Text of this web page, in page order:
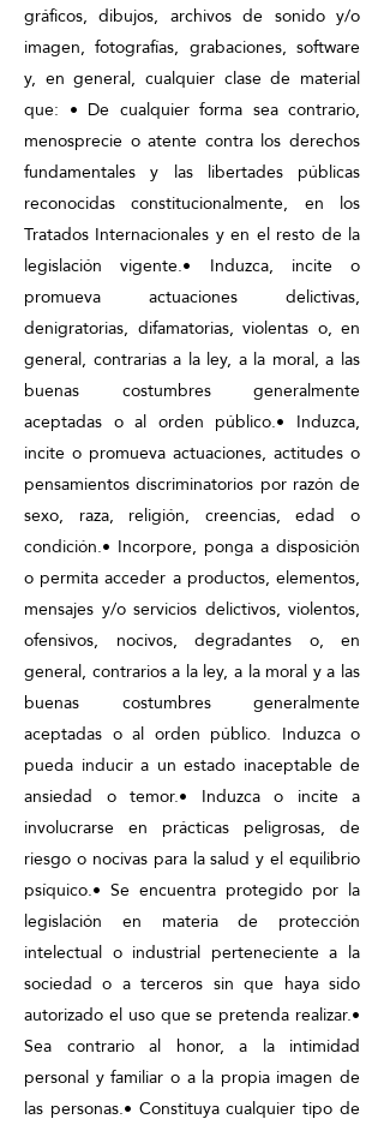
gráficos, dibujos, archivos de sonido y/o
imagen, fotografías, grabaciones, software
y, en general, cualquier clase de material
que: • De cualquier forma sea contrario,
menosprecie o atente contra los derechos
fundamentales y las libertades públicas
reconocidas constitucionalmente, en los
Tratados Internacionales y en el resto de la
legislación vigente.• Induzca, incite o
promueva actuaciones delictivas,
denigratorias, difamatorias, violentas o, en
general, contrarias a la ley, a la moral, a las
buenas costumbres generalmente
aceptadas o al orden público.• Induzca,
incite o promueva actuaciones, actitudes o
pensamientos discriminatorios por razón de
sexo, raza, religión, creencias, edad o
condición.• Incorpore, ponga a disposición
o permita acceder a productos, elementos,
mensajes y/o servicios delictivos, violentos,
ofensivos, nocivos, degradantes o, en
general, contrarios a la ley, a la moral y a las
buenas costumbres generalmente
aceptadas o al orden público. Induzca o
pueda inducir a un estado inaceptable de
ansiedad o temor.• Induzca o incite a
involucrarse en prácticas peligrosas, de
riesgo o nocivas para la salud y el equilibrio
psíquico.• Se encuentra protegido por la
legislación en materia de protección
intelectual o industrial perteneciente a la
sociedad o a terceros sin que haya sido
autorizado el uso que se pretenda realizar.•
Sea contrario al honor, a la intimidad
personal y familiar o a la propia imagen de
las personas.• Constituya cualquier tipo de